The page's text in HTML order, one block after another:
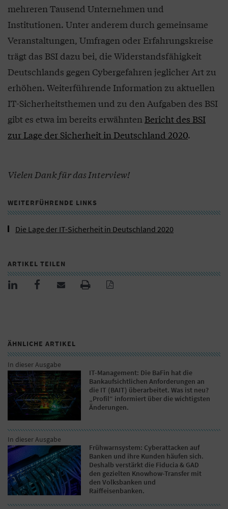
mehreren Tausend Unternehmen und
Institutionen. Unter anderem durch gemeinsame
Veranstaltungen, Umfragen oder Erfahrungskreise
trägt das BSI dazu bei, die Widerstandsfähigkeit
Deutschlands gegen Cybergefahren jeglicher Art zu
erhöhen. Weiterführende Information zu aktuellen
IT-Sicherheitsthemen und zu den Aufgaben des BSI
gibt es etwa im bereits erwähntenBericht des BSI
zur Lage der Sicherheit in Deutschland 2020.
Vielen Dank für das Interview!
WEITERFÜHRENDE LINKS
Die Lage der IT-Sicherheit in Deutschland 2020
ARTIKEL TEILEN
ÄHNLICHE ARTIKEL
In dieser Ausgabe
IT-Management: Die BaFin hat die
Bankaufsichtlichen Anforderungen an
die IT (BAIT) überarbeitet. Was ist neu?
„Profil“ informiert über die wichtigsten
Änderungen.
In dieser Ausgabe
Frühwarnsystem: Cyberattacken auf
Banken und ihre Kunden häufen sich.
Deshalb verstärkt die Fiducia & GAD
den gezielten Knowhow-Transfer mit
den Volksbanken und
Raiffeisenbanken.